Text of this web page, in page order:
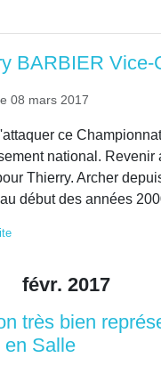
BARBIER Vice-
08 mars 2017
ce
national.
Thierry. Archer
début des années
févr. 2017
très bien
en Salle